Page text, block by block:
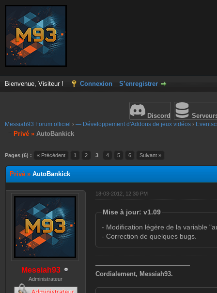
Bienvenue, Visiteur ! Connexion S’enregistrer
Discord
Messiah93 Forum officiel › — Développement d'Addons de jeux vidéos ›
Privé » AutoBankick
Pages (6) : « Précédent 1 2 3 4 5 6 Suivant »
Privé » AutoBankick
Messiah93
Administrateur
18-03-2012, 12:30 PM
Mise à jour: v1.09
- Modification légère de la variable
- Correction de quelques bugs.
———————————————
Cordialement, Messiah93.